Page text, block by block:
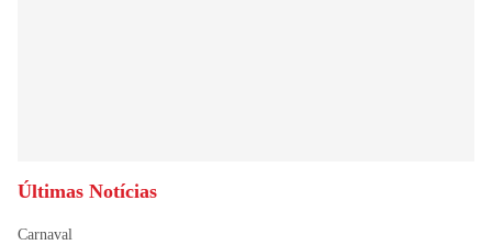
Últimas Notícias
Carnaval